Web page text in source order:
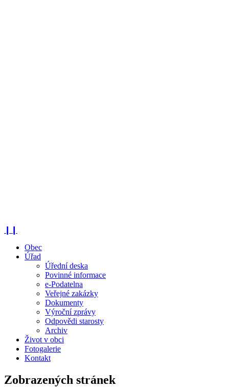
Obec
Úřad
Úřední deska
Povinné informace
e-Podatelna
Veřejné zakázky
Dokumenty
Výroční zprávy
Odpovědi starosty
Archiv
Život v obci
Fotogalerie
Kontakt
Zobrazených stránek